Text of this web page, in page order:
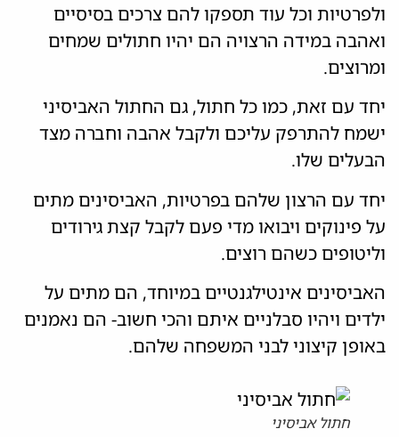
ולפרטיות וכל עוד תספקו להם צרכים בסיסיים
ואהבה במידה הרצויה הם יהיו חתולים שמחים
ומרוצים.
יחד עם זאת, כמו כל חתול, גם החתול האביסיני
ישמח להתרפק עליכם ולקבל אהבה וחברה מצד
הבעלים שלו.
יחד עם הרצון שלהם בפרטיות, האביסינים מתים
על פינוקים ויבואו מדי פעם לקבל קצת גירודים
וליטופים כשהם רוצים.
האביסינים אינטילגנטיים במיוחד, הם מתים על
ילדים ויהיו סבלניים איתם והכי חשוב- הם נאמנים
באופן קיצוני לבני המשפחה שלהם.
חתול אביסיני